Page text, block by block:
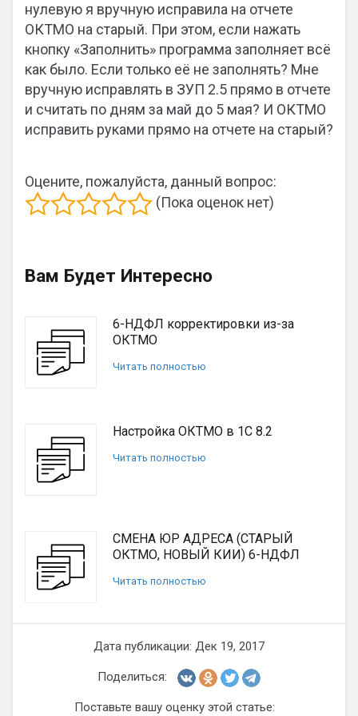
нулевую я вручную исправила на отчете
ОКТМО на старый. При этом, если нажать
кнопку «Заполнить» программа заполняет всё
как было. Если только её не заполнять? Мне
вручную исправлять в ЗУП 2.5 прямо в отчете
и считать по дням за май до 5 мая? И ОКТМО
исправить руками прямо на отчете на старый?
Оцените, пожалуйста, данный вопрос:
(Пока оценок нет)
Вам Будет Интересно
6-НДФЛ корректировки из-за
ОКТМО
Читать полностью
Настройка ОКТМО в 1С 8.2
Читать полностью
СМЕНА ЮР АДРЕСА (СТАРЫЙ
ОКТМО, НОВЫЙ КИИ) 6-НДФЛ
Читать полностью
Дата публикации: Дек 19, 2017
Поделиться:
Поставьте вашу оценку этой статье: